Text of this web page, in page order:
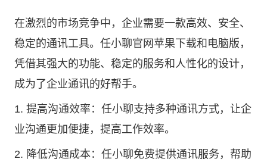
在激烈的市场竞争中，企业需要一款高效、安全、
稳定的通讯工具。任小聊官网苹果下载和电脑版，
凭借其强大的功能、稳定的服务和人性化的设计，
成为了企业通讯的好帮手。
1. 提高沟通效率：任小聊支持多种通讯方式，让企
业沟通更加便捷，提高工作效率。
2. 降低沟通成本：任小聊免费提供通讯服务，帮助